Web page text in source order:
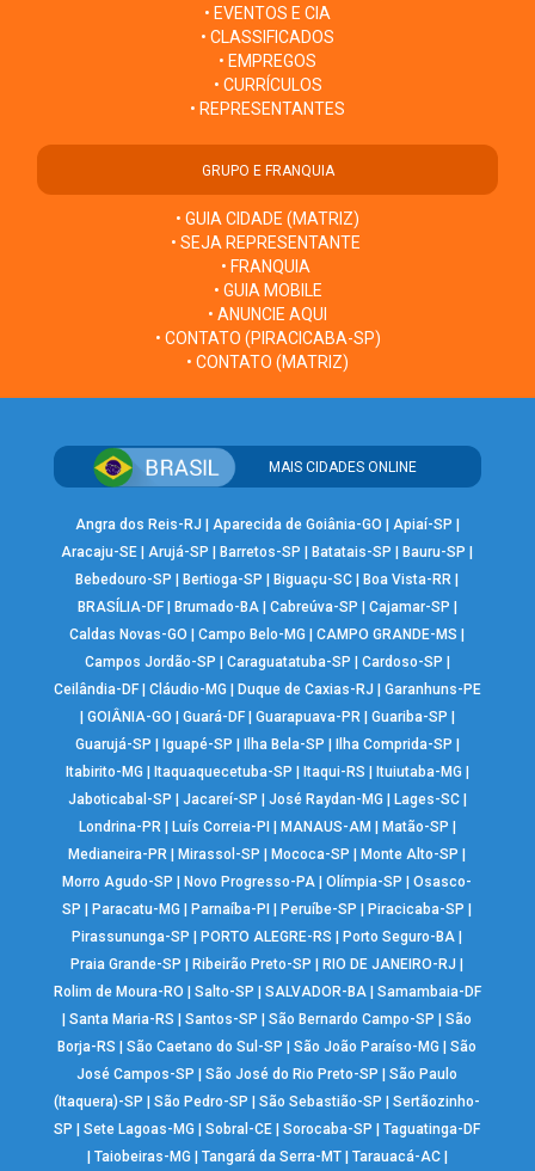
• EVENTOS E CIA
• CLASSIFICADOS
• EMPREGOS
• CURRÍCULOS
• REPRESENTANTES
GRUPO E FRANQUIA
• GUIA CIDADE (MATRIZ)
• SEJA REPRESENTANTE
• FRANQUIA
• GUIA MOBILE
• ANUNCIE AQUI
• CONTATO (PIRACICABA-SP)
• CONTATO (MATRIZ)
MAIS CIDADES ONLINE
Angra dos Reis-RJ Aparecida de Goiânia-GO Apiaí-SP
Aracaju-SE |Arujá-SP Barretos-SP Batatais-SP Bauru-SP
Bebedouro-SP
Bertioga-SP Biguaçu-SC Boa Vista-RR
BRASÍLIA-DF| Brumado-BA| Cabreúva-SP Cajamar-SP
Caldas Novas-GO
|Campo Belo-MG |CAMPO GRANDE-MS
Campos Jordão-SP
Caraguatatuba-SP Cardoso-SP
Ceilândia-DF| Cláudio-MG Duque de Caxias-RJ
Garanhuns-PE
GOIÂNIA-GO Guará-DF| Guarapuava-PR| Guariba-SP
Guarujá-SP
Iguapé-SP Ilha Bela-SP Ilha Comprida-SP
Itabirito-MG
Itaquaquecetuba-SP Itaqui-RS Ituiutaba-MG
Jaboticabal-SP
Jacareí-SP José Raydan-MG Lages-SC|
Londrina-PR| Luís Correia-PI MANAUS-AM Matão-SP
Medianeira-PR
Mirassol-SP Mococa-SP Monte Alto-SP
Morro Agudo-SP
Novo Progresso-PA |Olímpia-SP |Osasco-
SP
Paracatu-MG Parnaíba-PI Peruíbe-SP Piracicaba-SP
Pirassununga-SP
PORTO ALEGRE-RS Porto Seguro-BA
Praia Grande-SP
Ribeirão Preto-SP RIO DE JANEIRO-RJ
Rolim de Moura-RO
Salto-SP SALVADOR-BA| Samambaia-DF
|Santa Maria-RS |Santos-SP |São Bernardo Campo-SP |São
Borja-RS
|São Caetano do Sul-SP |São João Paraíso-MG |São
José Campos-SP
|São José do Rio Preto-SP |São Paulo
(Itaquera)-SP
|São Pedro-SP |São Sebastião-SP |Sertãozinho-
SP
|Sete Lagoas-MG |Sobral-CE |Sorocaba-SP |Taguatinga-DF
Taiobeiras-MG Tangará da Serra-MT| Tarauacá-AC|